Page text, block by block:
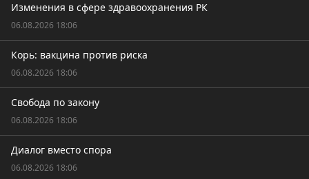
Изменения в сфере здравоохранения РК
06.08.2026 18:06
Корь: вакцина против риска
06.08.2026 18:06
Свобода по закону
06.08.2026 18:06
Диалог вместо спора
06.08.2026 18:06